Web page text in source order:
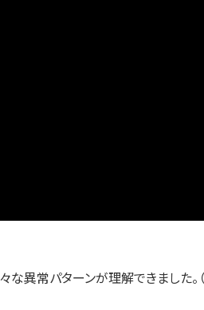
異常パターンが理解できました